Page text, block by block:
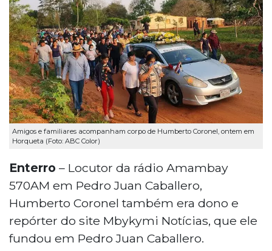
Amigos e familiares acompanham corpo de Humberto Coronel, ontem em
Horqueta (Foto: ABC Color)
Enterro – Locutor da rádio Amambay
570AM em Pedro Juan Caballero,
Humberto Coronel também era dono e
repórter do site Mbykymi Notícias, que ele
fundou em Pedro Juan Caballero.